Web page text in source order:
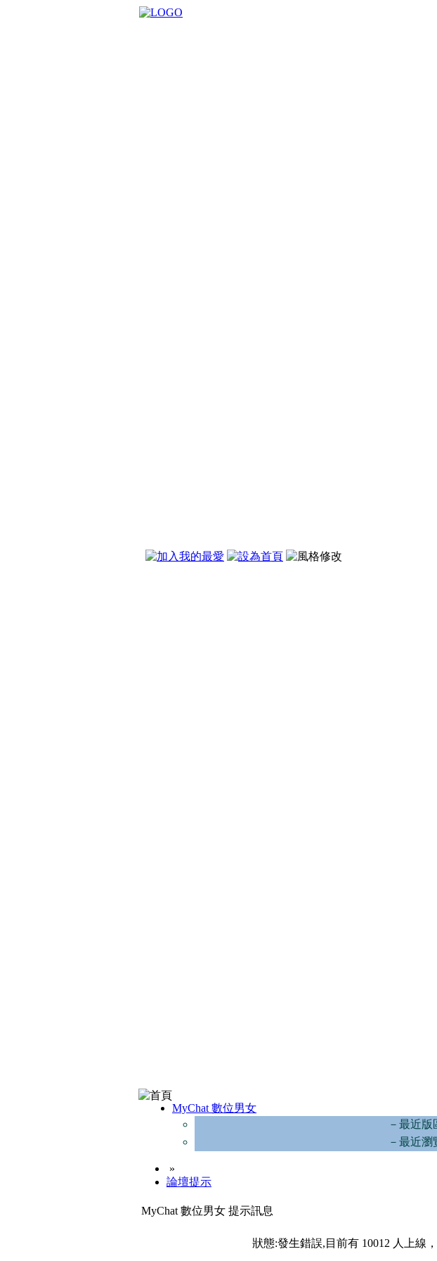
MyChat 數位男女
－最近版
－最近瀏
»
論壇提示
MyChat 數位男女 提示訊息
狀態:發生錯誤,目前有 10012 人上線